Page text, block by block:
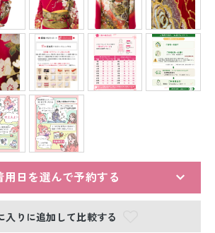
ル
用日を選んで予約する
入りに追加して比較する